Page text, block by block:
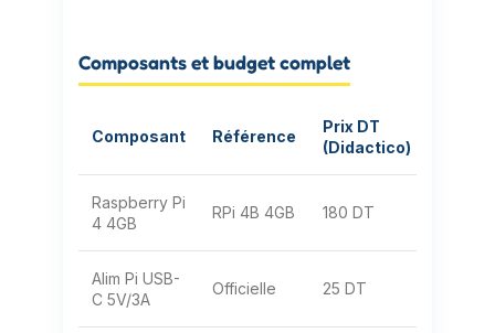
Composants et budget complet
Composant Référence
Prix DT
(Didactico)
Raspberry Pi
4 4GB
RPi 4B 4GB 180 DT
Alim Pi USB-
C 5V/3A
Officielle 25 DT